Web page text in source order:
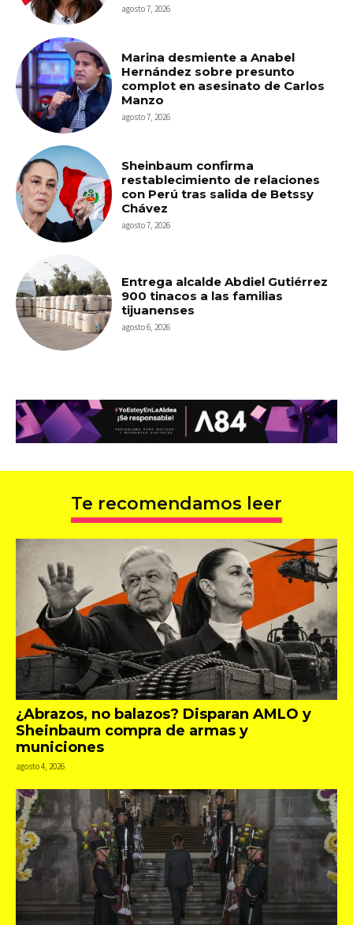
agosto 7, 2026
Marina desmiente a Anabel
Hernández sobre presunto
complot en asesinato de Carlos
Manzo
agosto 7, 2026
Sheinbaum confirma
restablecimiento de relaciones
con Perú tras salida de Betssy
Chávez
agosto 7, 2026
Entrega alcalde Abdiel Gutiérrez
900 tinacos a las familias
tijuanenses
agosto 6, 2026
Te recomendamos leer
¿Abrazos, no balazos? Disparan AMLO y
Sheinbaum compra de armas y
municiones
agosto 4, 2026